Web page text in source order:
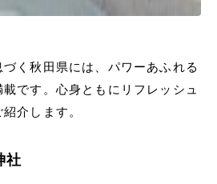
く秋田県には、パワーあふれる
です。心身ともにリフレッシュ
介します。
社